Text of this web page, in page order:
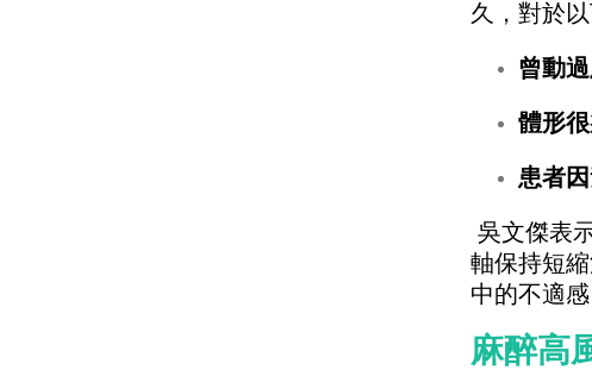
久，對於
曾動
體形
患者
吳文傑表
軸保持短
中的不適感
麻醉高